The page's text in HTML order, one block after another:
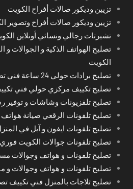
تزيين وديكور صالات أفراح الكويت
تزيين وديكور صالات أفراح وتصوير
تشيرتات رجالي ونسائي أونلاين
تصليح الهواتف الذكية و الجوالات و
الكويت
تصليح برادات حولي 24 ساعة فني تصليح برادات باكستاني
تصليح تكييف مركزي حولي فني
تصليح تلفزيونات وشاشات و توفير
تصليح تلفونات الرقعي صيانة
تصليح تلفونات ايفون و آبل في
تصليح تلفونات جوالات الكويت فوري
تصليح تلفونات و هواتف وجوالات
تصليح تلفونات و هواتف وجوالات و
تصليح ثلاجات بالمنزل فني تكييف